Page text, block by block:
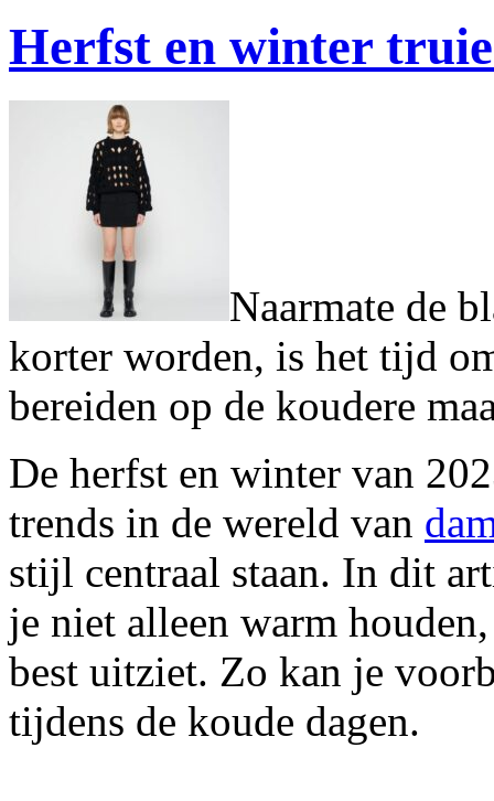
Herfst en winter
Naarmate de
korter worden, is het tijd
bereiden op de koudere
De herfst en winter van
trends in de wereld van
stijl centraal staan. In dit
je niet alleen warm
best uitziet. Zo kan je
tijdens de koude dagen.